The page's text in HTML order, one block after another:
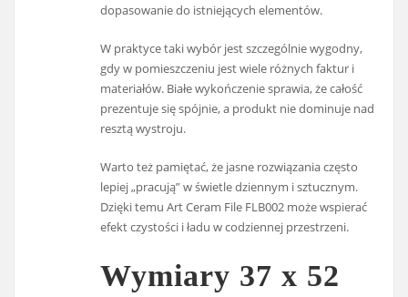
dopasowanie do istniejących elementów.
W praktyce taki wybór jest szczególnie wygodny,
gdy w pomieszczeniu jest wiele różnych faktur i
materiałów. Białe wykończenie sprawia, że całość
prezentuje się spójnie, a produkt nie dominuje nad
resztą wystroju.
Warto też pamiętać, że jasne rozwiązania często
lepiej „pracują” w świetle dziennym i sztucznym.
Dzięki temu Art Ceram File FLB002 może wspierać
efekt czystości i ładu w codziennej przestrzeni.
Wymiary 37 x 52